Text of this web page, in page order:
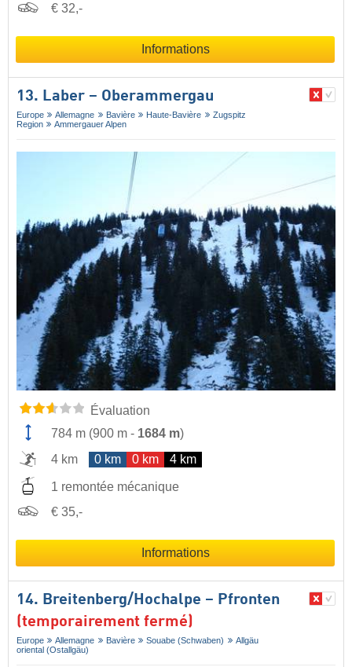
€ 32,-
Informations
13. Laber – Oberammergau
Europe Allemagne Bavière Haute-Bavière
Zugspitz
Region
Ammergauer Alpen
Évaluation
784 m (900 m - 1684 m)
4 km
0 km 0 km 4 km
1 remontée mécanique
€ 35,-
Informations
14. Breitenberg/​Hochalpe – Pfronten
(temporairement fermé)
Europe Allemagne Bavière Souabe (Schwaben)
Allgäu
oriental (Ostallgäu)